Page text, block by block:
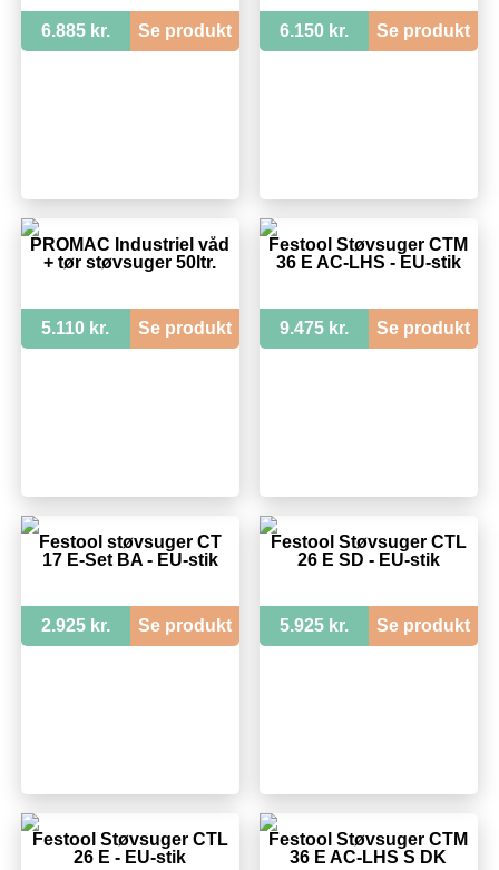
6.885 kr. Se produkt 6.150 kr. Se produkt
PROMAC Industriel våd
+ tør støvsuger 50ltr.
5.110 kr. Se produkt
Festool Støvsuger CTM
36 E AC-LHS - EU-stik
9.475 kr. Se produkt
Festool støvsuger CT
17 E-Set BA - EU-stik
2.925 kr. Se produkt
Festool Støvsuger CTL
26 E SD - EU-stik
5.925 kr. Se produkt
Festool Støvsuger CTL
26 E - EU-stik
Festool Støvsuger CTM
36 E AC-LHS S DK